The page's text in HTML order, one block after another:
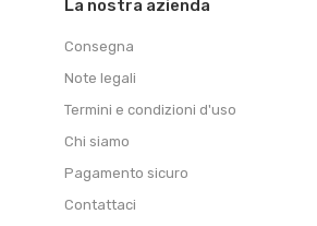
La nostra azienda
Consegna
Note legali
Termini e condizioni d'uso
Chi siamo
Pagamento sicuro
Contattaci